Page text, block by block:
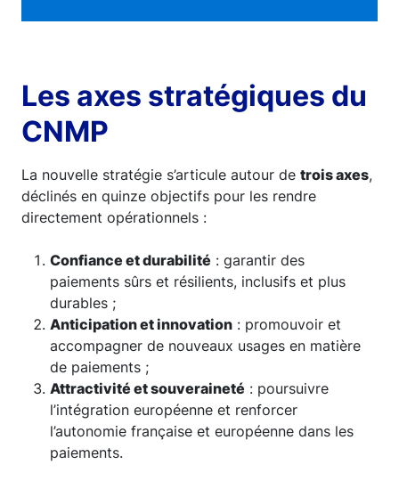
Les axes stratégiques du
CNMP
La nouvelle stratégie s’articule autour de trois axes,
déclinés en quinze objectifs pour les rendre
directement opérationnels :
Confiance et durabilité : garantir des
paiements sûrs et résilients, inclusifs et plus
durables ;
Anticipation et innovation : promouvoir et
accompagner de nouveaux usages en matière
de paiements ;
Attractivité et souveraineté : poursuivre
l’intégration européenne et renforcer
l’autonomie française et européenne dans les
paiements.